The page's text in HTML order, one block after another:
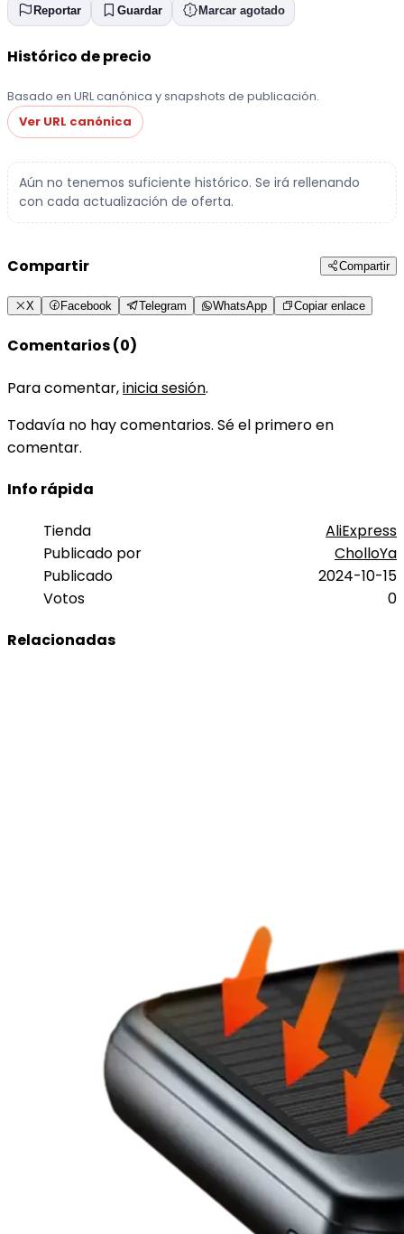
Reportar Guardar Marcar agotado
Histórico de precio
Basado en URL canónica y snapshots de publicación.
Ver URL canónica
Aún no tenemos suficiente histórico. Se irá rellenando
con cada actualización de oferta.
Compartir Compartir
X Facebook Telegram WhatsApp Copiar enlace
Comentarios (0)
Para comentar,inicia sesión.
Todavía no hay comentarios. Sé el primero en
comentar.
Info rápida
Tienda
AliExpress
Publicado por
CholloYa
Publicado
2024-10-15
Votos
0
Relacionadas